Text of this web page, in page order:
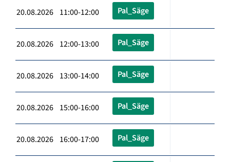
20.08.2026 11:00-12:00 Pal_Säge
20.08.2026 12:00-13:00 Pal_Säge
20.08.2026 13:00-14:00 Pal_Säge
20.08.2026 15:00-16:00 Pal_Säge
20.08.2026 16:00-17:00 Pal_Säge